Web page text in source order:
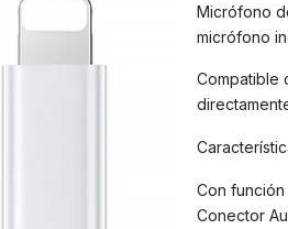
Micrófono
micrófono
Compatible
Con
Conector